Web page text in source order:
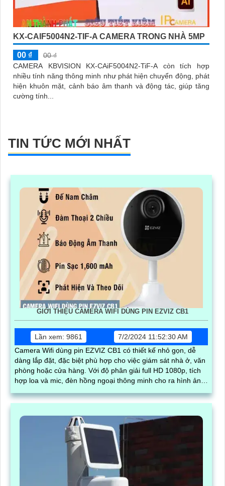
KX-CAIF5004N2-TIF-A CAMERA TRONG NHÀ 5MP
00 ₫
00 ₫
CAMERA KBVISION KX-CAiF5004N2-TiF-A còn tích hợp
nhiều tính năng thông minh như phát hiện chuyển động, phát
hiện khuôn mặt, cảnh báo âm thanh và động tác, giúp tăng
cường tính...
TIN TỨC MỚI NHẤT
GIỚI THIỆU CAMERA WIFI DÙNG PIN EZVIZ CB1
Lần xem: 9861
7/2/2024 11:52:30 AM
Camera Wifi dùng pin EZVIZ CB1 có thiết kế nhỏ gọn, dễ
dàng lắp đặt, đặc biệt phù hợp cho việc giám sát nhà ở, văn
phòng hoặc cửa hàng. Với độ phân giải full HD 1080p, tích
hợp loa và mic, đèn hồng ngoại thông minh cho ra hình ảnh